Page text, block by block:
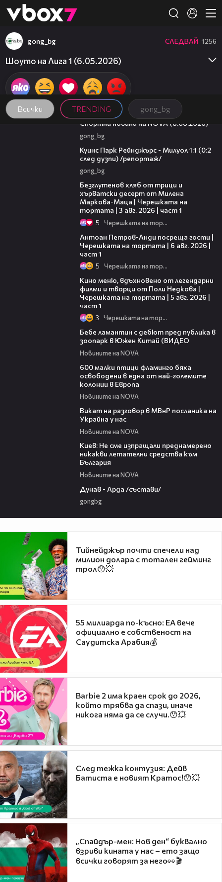
👾
Всички TRENDING gong_bg
gong_bg СЛЕДВАЙ 1256
Шоуто на Лига 1 (6.05.2026)
04:09
Спортни новини на NOVA (8.08.2026)
gong_bg
Куинс Парк Рейнджърс - Милуол 1:1 (0:2
след дузпи) /репортаж/
gong_bg
Безглутенов хляб от трици и
хърватски десерт от Милена
Маркова-Маца | Черешката на
тортата | 3 авг. 2026 | част 1
5 Черешката на тортата
Антоан Петров-Анди посреща гости |
Черешката на тортата | 6 авг. 2026 |
част 1
5 Черешката на тортата
Кино меню, вдъхновено от легендарни
филми и творци от Поли Недкова |
Черешката на тортата | 5 авг. 2026 |
част 1
3 Черешката на тортата
Бебе ламантин с дебют пред публика в
зоопарк в Южен Китай (ВИДЕО
Новините на NOVA
600 малки птици фламинго бяха
освободени в една от най-големите
колонии в Европа
Новините на NOVA
Викат на разговор в МВнР посланика на
Украйна у нас
Новините на NOVA
Киев: Не сме изпращали преднамерено
никакви летателни средства към
България
Новините на NOVA
Дунав - Арда /състави/
gongbg
Тийнейджър почти спечели над
милион долара с тотален гейминг
трол😯💥
55 милиарда по-късно: EA вече
официално е собственост на
Саудитска Арабия💰
Barbie 2 има краен срок до 2026,
който трябва да спази, иначе
никога няма да се случи.😯💥
След тежка контузия: Дейв
Батиста е новият Кратос!😯💥
„Спайдър-мен: Нов ден“ буквално
взриви кината у нас – ето защо
всички говорят за него👀🎬